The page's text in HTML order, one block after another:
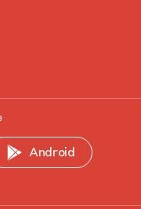
Android